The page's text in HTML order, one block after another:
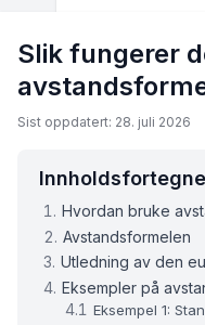
Slik fungerer
Sist oppdatert: 28. juli 2026
Hvordan bruke
Avstandsformelen
Utledning av den
Eksempler på
Eksempel 1: